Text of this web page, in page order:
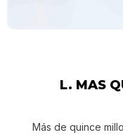
L. MAS
Más de quince